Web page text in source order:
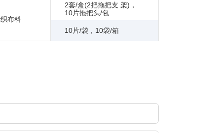
布料
2套/盒(2把拖把支 架)，
10片拖把头/包
10片/袋，10袋/箱